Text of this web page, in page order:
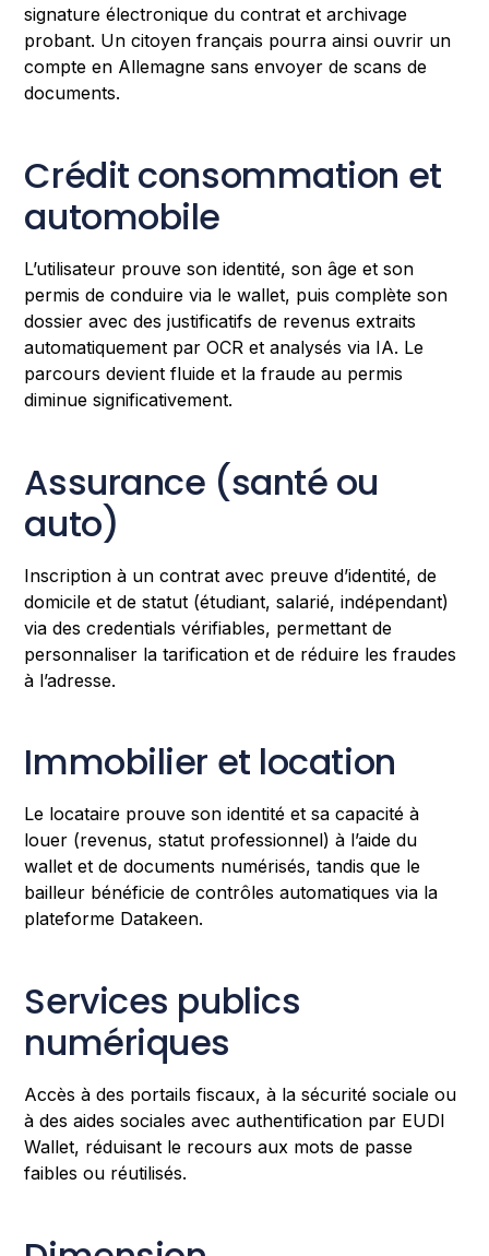
signature électronique du contrat et archivage
probant. Un citoyen français pourra ainsi ouvrir un
compte en Allemagne sans envoyer de scans de
documents.
Crédit consommation et
automobile
L’utilisateur prouve son identité, son âge et son
permis de conduire via le wallet, puis complète son
dossier avec des justificatifs de revenus extraits
automatiquement par OCR et analysés via IA. Le
parcours devient fluide et la fraude au permis
diminue significativement.
Assurance (santé ou
auto)
Inscription à un contrat avec preuve d’identité, de
domicile et de statut (étudiant, salarié, indépendant)
via des credentials vérifiables, permettant de
personnaliser la tarification et de réduire les fraudes
à l’adresse.
Immobilier et location
Le locataire prouve son identité et sa capacité à
louer (revenus, statut professionnel) à l’aide du
wallet et de documents numérisés, tandis que le
bailleur bénéficie de contrôles automatiques via la
plateforme Datakeen.
Services publics
numériques
Accès à des portails fiscaux, à la sécurité sociale ou
à des aides sociales avec authentification par EUDI
Wallet, réduisant le recours aux mots de passe
faibles ou réutilisés.